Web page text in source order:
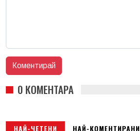
0 КОМЕНТАРА
НАЙ-ЧЕТЕНИ НАЙ-КОМЕНТИРАНИ